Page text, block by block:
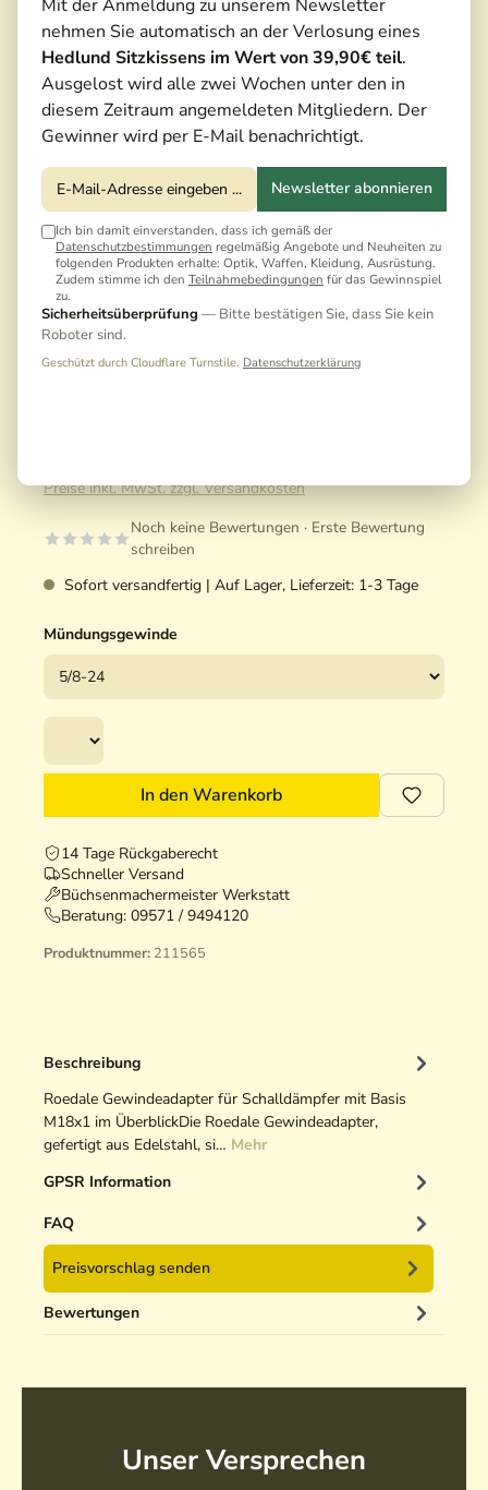
Mit der Anmeldung zu unserem Newsletter
nehmen Sie automatisch an der Verlosung eines
Hedlund Sitzkissens im Wert von 39,90€ teil.
Ausgelost wird alle zwei Wochen unter den in
diesem Zeitraum angemeldeten Mitgliedern. Der
Gewinner wird per E-Mail benachrichtigt.
Newsletter abonnieren
Ich bin damit einverstanden, dass ich gemäß der
Datenschutzbestimmungen regelmäßig Angebote und Neuheiten zu
folgenden Produkten erhalte: Optik, Waffen, Kleidung, Ausrüstung.
Zudem stimme ich den Teilnahmebedingungen für das Gewinnspiel
zu.
Sicherheitsüberprüfung — Bitte bestätigen Sie, dass Sie kein
Roboter sind.
Geschützt durch Cloudflare Turnstile. Datenschutzerklärung
Preise inkl. MwSt. zzgl. Versandkosten
Noch keine Bewertungen · Erste Bewertung
schreiben
Sofort versandfertig | Auf Lager, Lieferzeit: 1-3 Tage
Mündungsgewinde
In den Warenkorb
14 Tage Rückgaberecht
Schneller Versand
Büchsenmachermeister Werkstatt
Beratung: 09571 / 9494120
Produktnummer: 211565
Beschreibung
Roedale Gewindeadapter für Schalldämpfer mit Basis
M18x1 im ÜberblickDie Roedale Gewindeadapter,
gefertigt aus Edelstahl, si… Mehr
GPSR Information
FAQ
Preisvorschlag senden
Bewertungen
Unser Versprechen